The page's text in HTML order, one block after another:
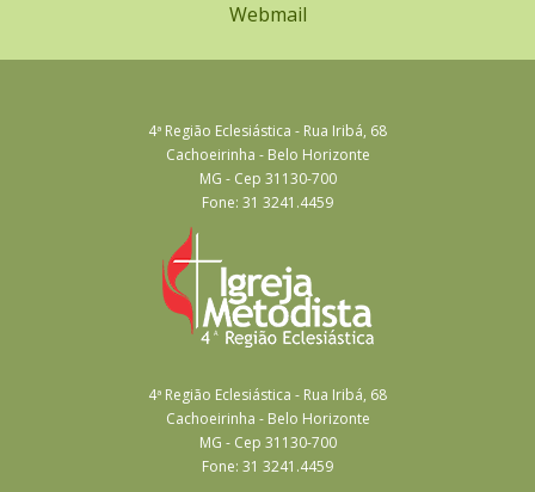
Webmail
4ª Região Eclesiástica - Rua Iribá, 68
Cachoeirinha - Belo Horizonte
MG - Cep 31130-700
Fone: 31 3241.4459
4ª Região Eclesiástica - Rua Iribá, 68
Cachoeirinha - Belo Horizonte
MG - Cep 31130-700
Fone: 31 3241.4459